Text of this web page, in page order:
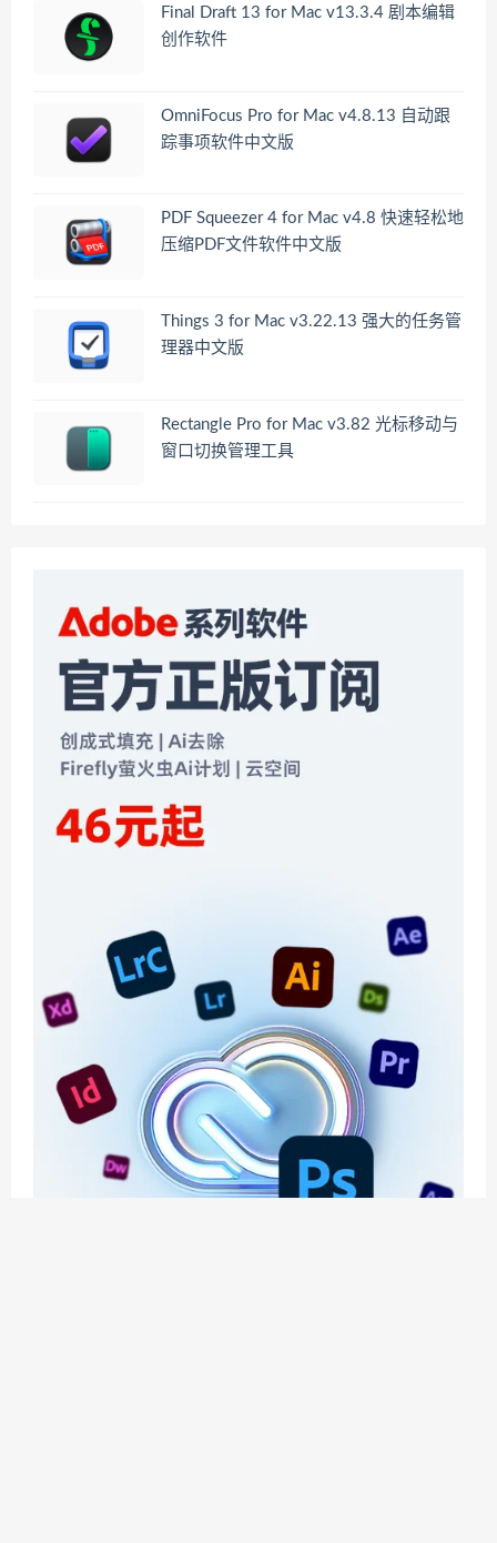
Final Draft 13 for Mac v13.3.4 剧本编辑
创作软件
OmniFocus Pro for Mac v4.8.13 自动跟
踪事项软件中文版
PDF Squeezer 4 for Mac v4.8 快速轻松地
压缩PDF文件软件中文版
Things 3 for Mac v3.22.13 强大的任务管
理器中文版
Rectangle Pro for Mac v3.82 光标移动与
窗口切换管理工具